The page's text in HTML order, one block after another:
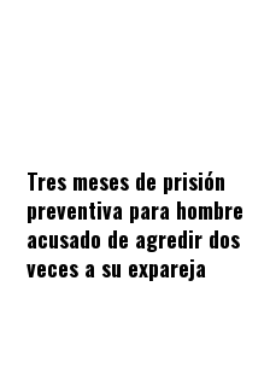
Tres meses de prisión
preventiva para hombre
acusado de agredir dos
veces a su expareja